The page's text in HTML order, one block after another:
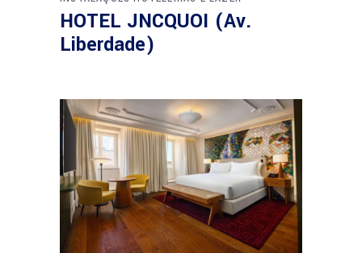
HOTEL JNCQUOI (Av.
Liberdade)